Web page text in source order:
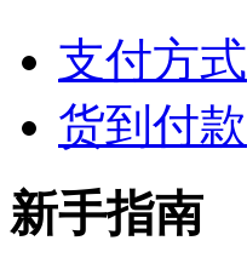
支付方式
货到付款
新手指南